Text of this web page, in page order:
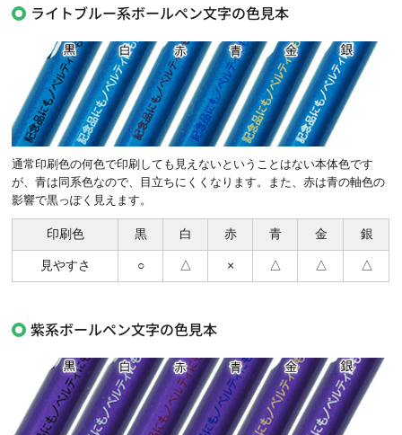
ライトブルー系ボールペン文字の色見本
通常印刷色の何色で印刷しても見えないということはない本体色です
が、青は同系色なので、目立ちにくくなります。また、赤は青の軸色の
影響で黒っぽく見えます。
印刷色 黒 白 赤 青 金 銀
見やすさ ○ △ × △ △ △
紫系ボールペン文字の色見本